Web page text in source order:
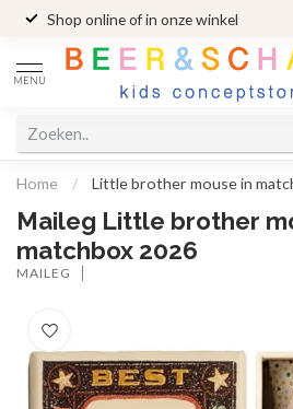
Shop online of in onze winkel
MENU
Home / Little brother mouse in
Maileg Little brother
matchbox 2026
MAILEG